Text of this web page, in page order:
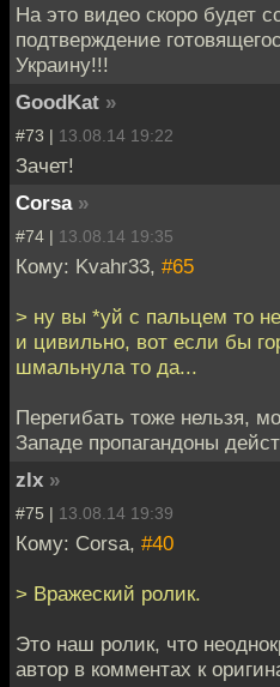
На это видео скоро будет
подтверждение
Украину!!!
GoodKat »
#73 | 13.08.14 19:22
Зачет!
Corsa »
#74 | 13.08.14 19:35
Кому: Kvahr33, #65
> ну вы *уй с пальцем то
и цивильно, вот если бы
шмальнула то да...
Перегибать тоже нельзя,
Западе пропагандоны
zlx »
#75 | 13.08.14 19:39
Кому: Corsa, #40
> Вражеский ролик.
Это наш ролик, что
автор в комментах к